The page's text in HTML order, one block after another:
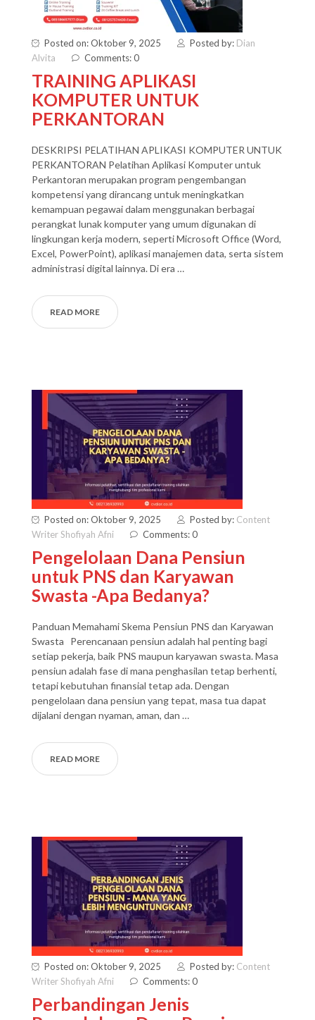
Posted on: Oktober 9, 2025 Posted by: Dian
Alvita
Comments: 0
TRAINING APLIKASI
KOMPUTER UNTUK
PERKANTORAN
DESKRIPSI PELATIHAN APLIKASI KOMPUTER UNTUK
PERKANTORAN Pelatihan Aplikasi Komputer untuk
Perkantoran merupakan program pengembangan
kompetensi yang dirancang untuk meningkatkan
kemampuan pegawai dalam menggunakan berbagai
perangkat lunak komputer yang umum digunakan di
lingkungan kerja modern, seperti Microsoft Office (Word,
Excel, PowerPoint), aplikasi manajemen data, serta sistem
administrasi digital lainnya. Di era …
READ MORE
Posted on: Oktober 9, 2025 Posted by: Content
Writer Shofiyah Afni
Comments: 0
Pengelolaan Dana Pensiun
untuk PNS dan Karyawan
Swasta -Apa Bedanya?
Panduan Memahami Skema Pensiun PNS dan Karyawan
Swasta Perencanaan pensiun adalah hal penting bagi
setiap pekerja, baik PNS maupun karyawan swasta. Masa
pensiun adalah fase di mana penghasilan tetap berhenti,
tetapi kebutuhan finansial tetap ada. Dengan
pengelolaan dana pensiun yang tepat, masa tua dapat
dijalani dengan nyaman, aman, dan …
READ MORE
Posted on: Oktober 9, 2025 Posted by: Content
Writer Shofiyah Afni
Comments: 0
Perbandingan Jenis